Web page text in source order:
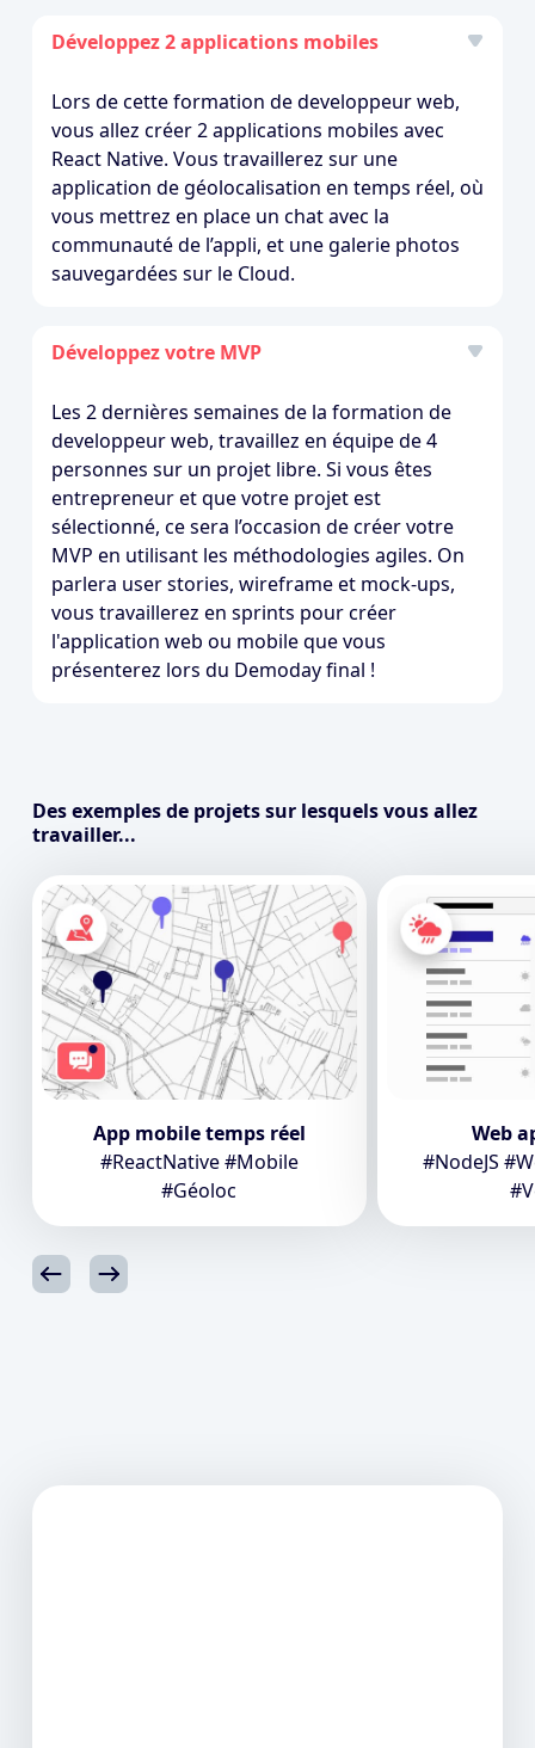
Développez 2 applications mobiles
Lors de cette formation de developpeur web,
vous allez créer 2 applications mobiles avec
React Native. Vous travaillerez sur une
application de géolocalisation en temps réel, où
vous mettrez en place un chat avec la
communauté de l’appli, et une galerie photos
sauvegardées sur le Cloud.
Développez votre MVP
Les 2 dernières semaines de la formation de
developpeur web, travaillez en équipe de 4
personnes sur un projet libre. Si vous êtes
entrepreneur et que votre projet est
sélectionné, ce sera l’occasion de créer votre
MVP en utilisant les méthodologies agiles. On
parlera user stories, wireframe et mock-ups,
vous travaillerez en sprints pour créer
l'application web ou mobile que vous
présenterez lors du Demoday final !
Des exemples de projets sur lesquels vous allez
travailler...
App mobile temps réel
#ReactNative #Mobile
#Géoloc
Web
#NodeJS